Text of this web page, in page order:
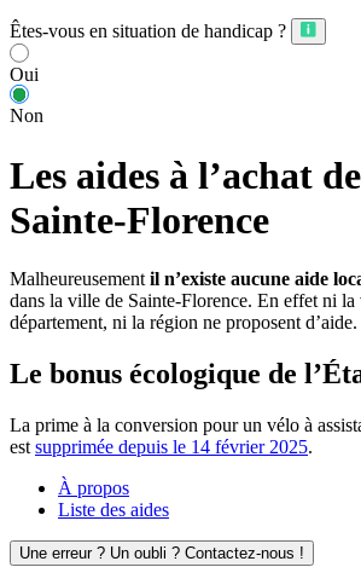
Êtes-vous en situation de handicap ?
Oui
Non
Les aides à l’achat
Sainte-Florence
Malheureusement il n’existe aucune aide
dans la ville de Sainte-Florence. En effet ni
département, ni la région ne proposent d’aide.
Le bonus écologique de
La prime à la conversion pour un vélo à
est supprimée depuis le 14 février 2025.
À propos
Liste des aides
Une erreur ? Un oubli ? Contactez-nous !